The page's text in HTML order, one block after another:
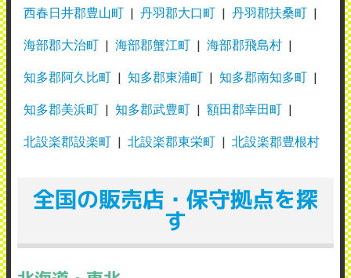
西春日井郡豊山町 丹羽郡大口町 丹羽郡扶桑町
海部郡大治町 海部郡蟹江町 海部郡飛島村
知多郡阿久比町 知多郡東浦町 知多郡南知多町
知多郡美浜町 知多郡武豊町 額田郡幸田町
北設楽郡設楽町 北設楽郡東栄町 北設楽郡豊根村
全国の販売店・保守拠点を探
す